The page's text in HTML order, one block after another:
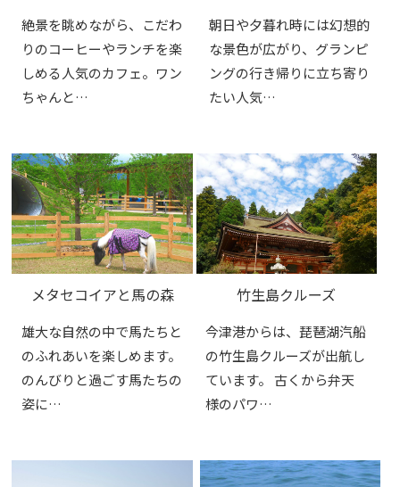
絶景を眺めながら、こだわ
りのコーヒーやランチを楽
しめる人気のカフェ。ワン
ちゃんと…
朝日や夕暮れ時には幻想的
な景色が広がり、グランピ
ングの行き帰りに立ち寄り
たい人気…
メタセコイアと馬の森
雄大な自然の中で馬たちと
のふれあいを楽しめます。
のんびりと過ごす馬たちの
姿に…
竹生島クルーズ
今津港からは、琵琶湖汽船
の竹生島クルーズが出航し
ています。 古くから弁天
様のパワ…